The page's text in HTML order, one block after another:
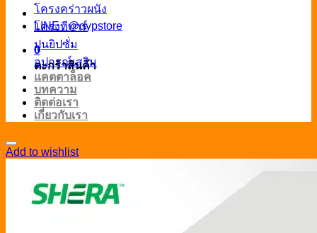
LINE : @gypstore
0
ตะกร้าสินค้า
โครงคร่าวผนัง
โครงทีบาร์
ปูนยิปซั่ม
อุปกรณ์เสริม
แคตตาล็อค
บทความ
ติดต่อเรา
เกี่ยวกับเรา
Add to wishlist